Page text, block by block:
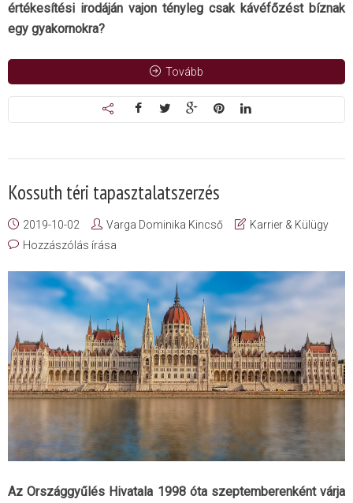
értékesítési irodáján vajon tényleg csak kávéfőzést bíznak
egy gyakornokra?
Tovább
Kossuth téri tapasztalatszerzés
2019-10-02 Varga Dominika Kincső
Karrier & Külügy
Hozzászólás írása
Az Országgyűlés Hivatala 1998 óta szeptemberenként várja